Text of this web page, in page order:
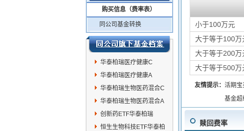
购买信息（费率表）
同公司基金转换
华泰柏瑞医疗健康C
华泰柏瑞医疗健康A
华泰柏瑞生物医药混合C
华泰柏瑞生物医药混合A
创新药ETF华泰柏瑞
恒生生物科技ETF华泰柏
小于100万元
大于等于100
大于等于200
大于等于500万
友情提示： 活期宝
基金超
赎回费率